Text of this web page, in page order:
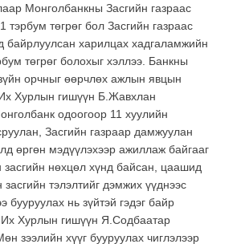
Монголбанкны Засгийн газраас
тэрбум төгрөг бол Засгийн газраас
байрлуулсан харилцах хадгаламжийн
төгрөг болохыг хэллээ. Банкны
орчныг өөрчлөх ажлын явцын
Хурлын гишүүн Б.Жавхлан
одоогоор 11 хуулийн
Засгийн газраар дамжуулан
өргөн мэдүүлэхээр ажиллаж байгааг
засгийн нөхцөл хүнд байсан, цаашид
тэлэлтийг дэмжих үүднээс
бууруулах нь зүйтэй гэдэг байр
Их Хурлын гишүүн Я.Содбаатар
зээлийн хүүг бууруулах чиглэлээр